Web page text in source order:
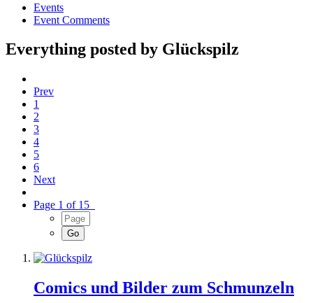
Events
Event Comments
Everything posted by Glückspilz
Prev
1
2
3
4
5
6
Next
Page 1 of 15
Comics und Bilder zum Schmunzeln